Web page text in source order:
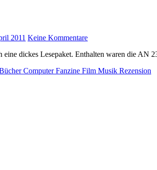
2011 Keine Kommentare
eine dickes Lesepaket. Enthalten waren die
ComputerFanzine Film Musik Rezension